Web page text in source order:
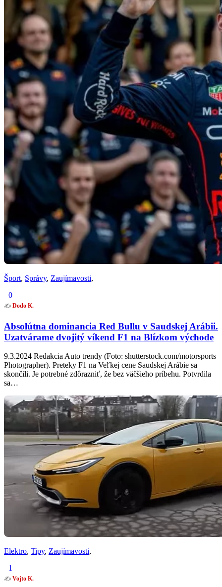
Šport, Správy, Zaujímavosti,
0
✍️ Dodo K.
Absolútna dominancia Red Bullu v Saudskej Arábii.
Uzatvárame dvojitý víkend F1 na Blízkom východe
9.3.2024 Redakcia Auto trendy (Foto: shutterstock.com/motorsports
Photographer). Preteky F1 na Veľkej cene Saudskej Arábie sa
skončili. Je potrebné zdôrazniť, že bez väčšieho príbehu. Potvrdila
sa…
Elektro, Tipy, Zaujímavosti,
1
✍️ Vojto K.